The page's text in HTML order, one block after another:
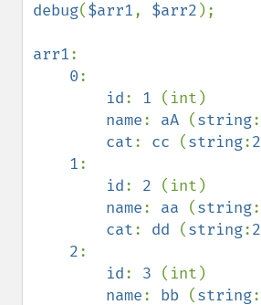
debug($arr1, $arr2 );
arr1:
0:
id: 1 (int)
name: aA (string:
cat: cc (string:2
1:
id: 2 (int)
name: aa (string:
cat: dd (string:2
2:
id: 3 (int)
name: bb (string: